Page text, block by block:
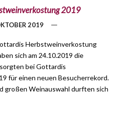
2019
2019
Herbstweinverkostung
sich am 24.10.2019 die
bei Gottardis
für einen neuen Besucherrekord.
großen Weinauswahl durften sich